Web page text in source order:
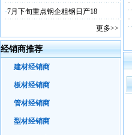
·7月下旬重点钢企粗钢日产18
更多>>
经销商推荐
建材经销商
板材经销商
管材经销商
型材经销商
·
·